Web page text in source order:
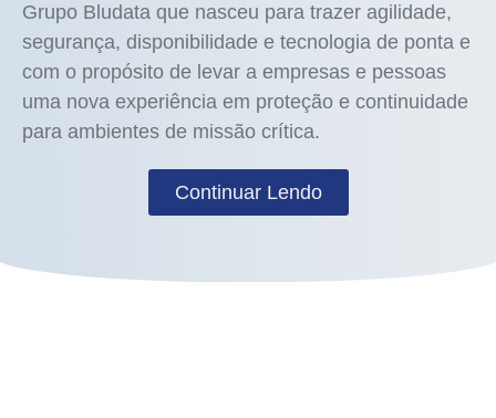
Grupo Bludata que nasceu para trazer agilidade,
segurança, disponibilidade e tecnologia de ponta e
com o propósito de levar a empresas e pessoas
uma nova experiência em proteção e continuidade
para ambientes de missão crítica.
Continuar Lendo